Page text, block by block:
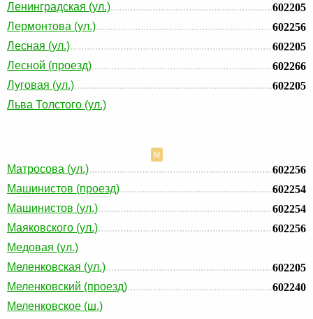
Ленинградская (ул.)
602205
Лермонтова (ул.)
602256
Лесная (ул.)
602205
Лесной (проезд)
602266
Луговая (ул.)
602205
Льва Толстого (ул.)
М
Матросова (ул.)
602256
Машинистов (проезд)
602254
Машинистов (ул.)
602254
Маяковского (ул.)
602256
Медовая (ул.)
Меленковская (ул.)
602205
Меленковский (проезд)
602240
Меленковское (ш.)